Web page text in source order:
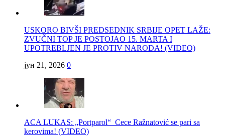
USKORO BIVŠI PREDSEDNIK SRBIJE OPET LAŽE:
ZVUČNI TOP JE POSTOJAO 15. MARTA I
UPOTREBLJEN JE PROTIV NARODA! (VIDEO)
јун 21, 2026 0
ACA LUKAS: „Portparol“ Cece Ražnatović se pari sa
kerovima! (VIDEO)